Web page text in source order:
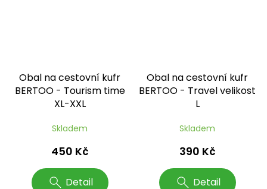
Obal na cestovní kufr
BERTOO - Tourism time
XL-XXL
Skladem
450 Kč
Detail
Obal na cestovní kufr
BERTOO - Travel velikost
L
Skladem
390 Kč
Detail